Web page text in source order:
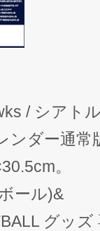
/ シアト
ンダー通常
。
ール)&
グッズ